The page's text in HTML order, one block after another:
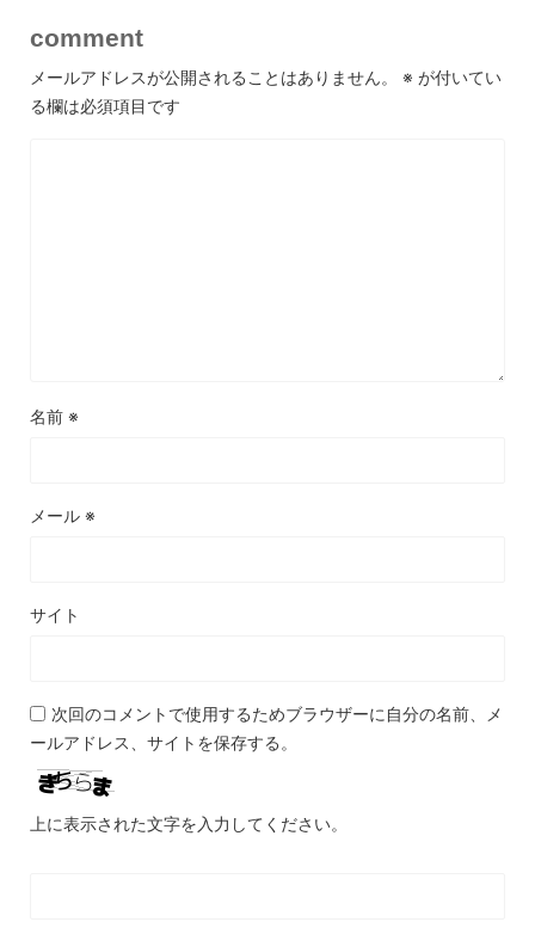
comment
メールアドレスが公開されることはありません。 ※ が付いてい
る欄は必須項目です
名前 ※
メール ※
サイト
次回のコメントで使用するためブラウザーに自分の名前、メ
ールアドレス、サイトを保存する。
上に表示された文字を入力してください。